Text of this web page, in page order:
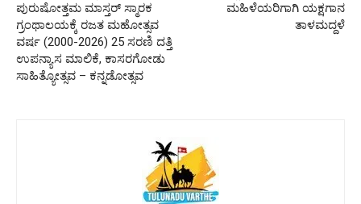
ಪುರುಷೋತ್ತಮ ಮಾಸ್ತರ್ ಸ್ಮಾರಕ
ಗ್ರಂಥಾಲಯಕ್ಕೆ ರಜತ ಮಹೋತ್ಸವ
ವರ್ಷ (2000-2026) 25 ಸರಣಿ ದತ್ತಿ
ಉಪನ್ಯಾಸ ಮಾಲಿಕೆ, ಕಾಸರಗೋಡು
ಸಾಹಿತ್ಯೋತ್ಸವ – ಕನ್ನಡೋತ್ಸವ
ಮಹಿಳೆಯರಿಗಾಗಿ ಯಕ್ಷಗಾನ
ತಾಳಮದ್ದಳೆ